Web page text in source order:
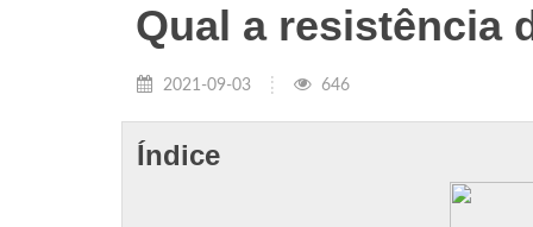
Qual a resistência
2021-09-03 646
Índice